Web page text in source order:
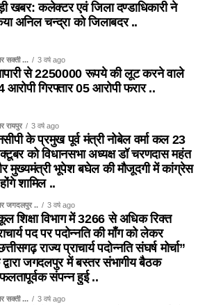
खबर: कलेक्टर एवं जिला दण्डाधिकारी ने
अनिल चन्द्रा को जिलाबदर ..
सक्ती ... 3 वर्ष ago
से 2250000 रूपये की लूट करने वाले
आरोपी गिरफ्तार 05 आरोपी फरार ..
रायपुर 3 वर्ष ago
के प्रमुख पूर्व मंत्री नोबेल वर्मा कल 23
को विधानसभा अध्यक्ष डॉ चरणदास महंत
मुख्यमंत्री भूपेश बघेल की मौजूदगी में कांग्रेस
शामिल ..
जगदलपुर .. 3 वर्ष ago
शिक्षा विभाग में 3266 से अधिक रिक्त
पद पर पदोन्नति की माँग को लेकर
राज्य प्राचार्य पदोन्नति संघर्ष मोर्चा”
जगदलपुर में बस्तर संभागीय बैठक
संपन्न हुई ..
सक्ती ... 3 वर्ष ago